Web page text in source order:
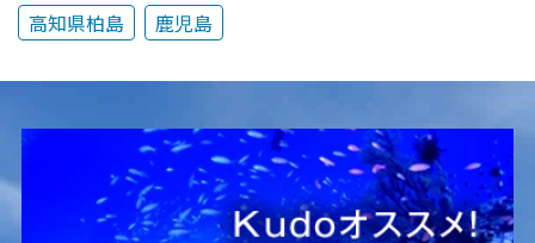
高知県柏島
鹿児島